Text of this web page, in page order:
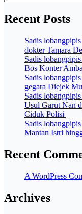
Recent Posts
Sadis
dokter Tamara
Sadis
Bos Konter
Sadis
gegara Diejek
Sadis
Usul Garut Nan
Ciduk Polisi
Sadis
Mantan Istri
Recent
A WordPress
Archives